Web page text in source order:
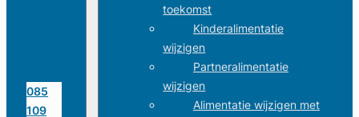
085
109
toekomst
Kinderalimentatie
wijzigen
Partneralimentatie
wijzigen
Alimentatie wijzigen met